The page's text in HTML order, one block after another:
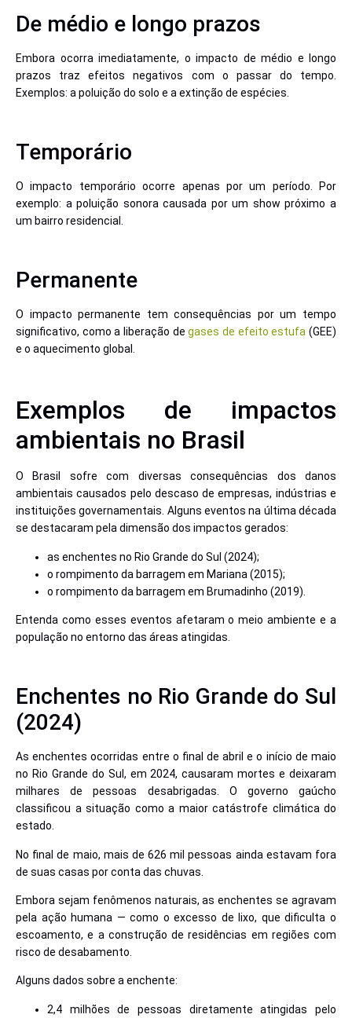
De médio e longo prazos
Embora ocorra imediatamente, o impacto de médio e longo
prazos traz efeitos negativos com o passar do tempo.
Exemplos: a poluição do solo e a extinção de espécies.
Temporário
O impacto temporário ocorre apenas por um período. Por
exemplo: a poluição sonora causada por um show próximo a
um bairro residencial.
Permanente
O impacto permanente tem consequências por um tempo
significativo, como a liberação degases de efeito estufa (GEE)
e o aquecimento global.
Exemplos de impactos
ambientais no Brasil
O Brasil sofre com diversas consequências dos danos
ambientais causados pelo descaso de empresas, indústrias e
instituições governamentais. Alguns eventos na última década
se destacaram pela dimensão dos impactos gerados:
as enchentes no Rio Grande do Sul (2024);
o rompimento da barragem em Mariana (2015);
o rompimento da barragem em Brumadinho (2019).
Entenda como esses eventos afetaram o meio ambiente e a
população no entorno das áreas atingidas.
Enchentes no Rio Grande do Sul
(2024)
As enchentes ocorridas entre o final de abril e o início de maio
no Rio Grande do Sul, em 2024, causaram mortes e deixaram
milhares de pessoas desabrigadas. O governo gaúcho
classificou a situação como a maior catástrofe climática do
estado.
No final de maio, mais de 626 mil pessoas ainda estavam fora
de suas casas por conta das chuvas.
Embora sejam fenômenos naturais, as enchentes se agravam
pela ação humana — como o excesso de lixo, que dificulta o
escoamento, e a construção de residências em regiões com
risco de desabamento.
Alguns dados sobre a enchente:
2,4 milhões de pessoas diretamente atingidas pelo